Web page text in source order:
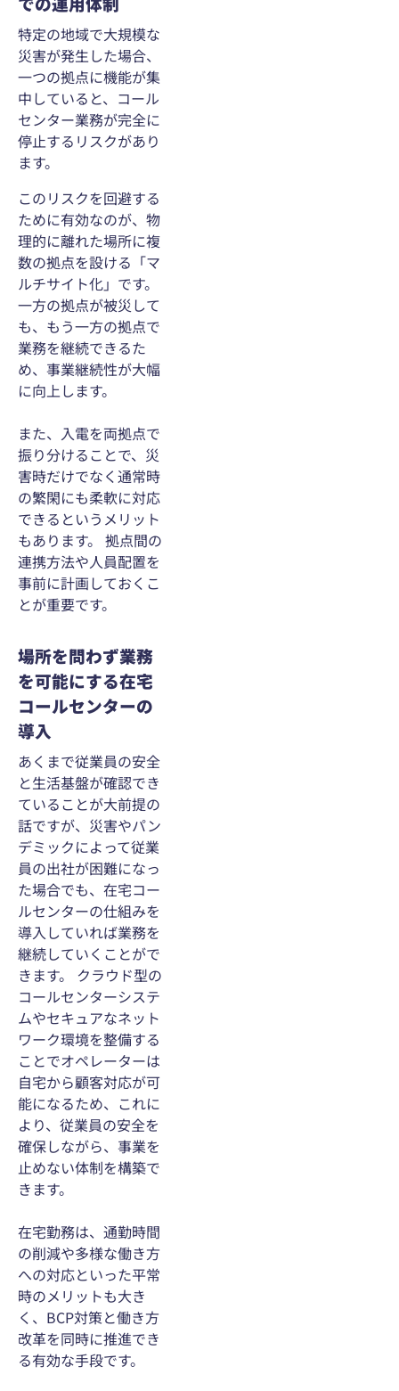
特定の地域で大規模な
災害が発生した場合、
一つの拠点に機能が集
中していると、コール
センター業務が完全に
停止するリスクがあり
ます。
このリスクを回避する
ために有効なのが、物
理的に離れた場所に複
数の拠点を設ける「マ
ルチサイト化」です。
一方の拠点が被災して
も、もう一方の拠点で
業務を継続できるた
め、事業継続性が大幅
に向上します。
また、入電を両拠点で
振り分けることで、災
害時だけでなく通常時
の繁閑にも柔軟に対応
できるというメリット
もあります。 拠点間の
連携方法や人員配置を
事前に計画しておくこ
とが重要です。
場所を問わず業務
を可能にする在宅
コールセンターの
導入
あくまで従業員の安全
と生活基盤が確認でき
ていることが大前提の
話ですが、災害やパン
デミックによって従業
員の出社が困難になっ
た場合でも、在宅コー
ルセンターの仕組みを
導入していれば業務を
継続していくことがで
きます。 クラウド型の
コールセンターシステ
ムやセキュアなネット
ワーク環境を整備する
ことでオペレーターは
自宅から顧客対応が可
能になるため、これに
より、従業員の安全を
確保しながら、事業を
止めない体制を構築で
きます。
在宅勤務は、通勤時間
の削減や多様な働き方
への対応といった平常
時のメリットも大き
く、BCP対策と働き方
改革を同時に推進でき
る有効な手段です。